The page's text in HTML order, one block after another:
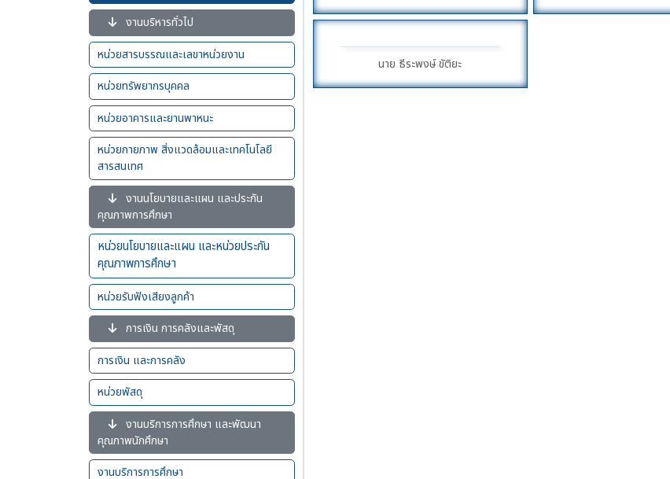
งานบริหารทั่วไป
หน่วยสารบรรณและเลขาหน่วยงาน
หน่วยทรัพยากรบุคคล
หน่วยอาคารและยานพาหนะ
หน่วยกายภาพ สิ่งแวดล้อมและเทคโนโลยี
สารสนเทศ
งานนโยบายและแผน และประกัน
คุณภาพการศึกษา
หน่วยนโยบายและแผน และหน่วยประกัน
คุณภาพการศึกษา
หน่วยรับฟังเสียงลูกค้า
การเงิน การคลังและพัสดุ
การเงิน และการคลัง
หน่วยพัสดุ
งานบริการการศึกษา และพัฒนา
คุณภาพนักศึกษา
งานบริการการศึกษา
นาย ธีระพงษ์ ขัติยะ